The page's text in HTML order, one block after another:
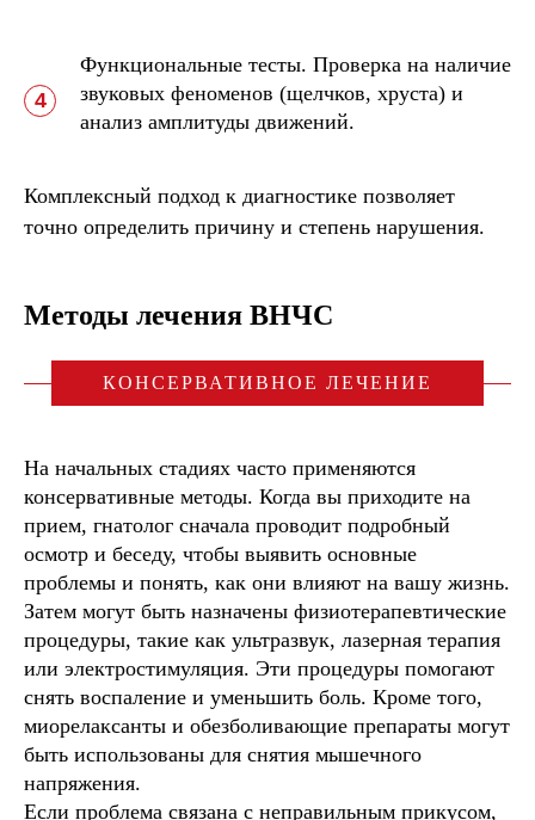
Функциональные тесты. Проверка на наличие
звуковых феноменов (щелчков, хруста) и
анализ амплитуды движений.
Комплексный подход к диагностике позволяет
точно определить причину и степень нарушения.
Методы лечения ВНЧС
КОНСЕРВАТИВНОЕ ЛЕЧЕНИЕ
На начальных стадиях часто применяются
консервативные методы. Когда вы приходите на
прием, гнатолог сначала проводит подробный
осмотр и беседу, чтобы выявить основные
проблемы и понять, как они влияют на вашу жизнь.
Затем могут быть назначены физиотерапевтические
процедуры, такие как ультразвук, лазерная терапия
или электростимуляция. Эти процедуры помогают
снять воспаление и уменьшить боль. Кроме того,
миорелаксанты и обезболивающие препараты могут
быть использованы для снятия мышечного
напряжения.
Если проблема связана с неправильным прикусом,